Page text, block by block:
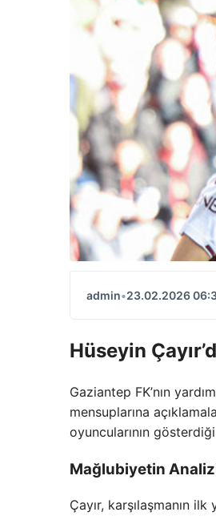
admin•23.02.2026
Hüseyin
Gaziantep FK’nın
mensuplarına
oyuncularının
Mağlubiyetin
Çayır, karşılaşmanın